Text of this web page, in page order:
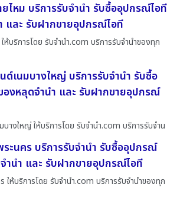
ไหม บริการรับจำนำ รับซื้ออุปกรณ์ไอที
และ รับฝากขายอุปกรณ์ไอที
ห้บริการโดย รับจํานํา.com บริการรับจำนำของทุก
ด์เนมบางใหญ่ บริการรับจำนำ รับซื้อ
งหลุดจำนำ และ รับฝากขายอุปกรณ์
บางใหญ่ ให้บริการโดย รับจํานํา.com บริการรับจำน
ะนคร บริการรับจำนำ รับซื้ออุปกรณ์
ำนำ และ รับฝากขายอุปกรณ์ไอที
ให้บริการโดย รับจํานํา.com บริการรับจำนำของทุก